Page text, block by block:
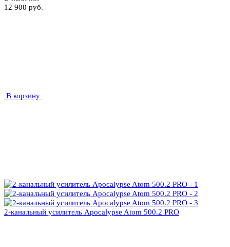
12 900 руб.
В корзину
2-канальный усилитель Apocalypse Atom 500.2 PRO